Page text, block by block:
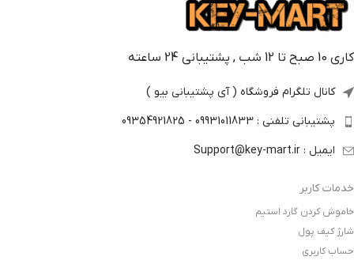
کاری 10 صبح تا 12 شب , پشتیبانی 24 ساعته
کانال تلگرام فروشگاه ( آی پشتیبانی بیو )
پشتیبانی تلفنی : 09931011833 - 09354921825
ایمیل : Support@key-mart.ir
خدمات کاربر
خاموش کردن گارد استیم
شارژ کیف پول
حساب کاربری